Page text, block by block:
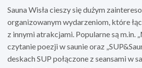
Sauna Wisła cieszy się dużym
organizowanym wydarzeniom, które
z innymi atrakcjami. Popularne są m.in.
czytanie poezji w saunie oraz
deskach SUP połączone z seansami w